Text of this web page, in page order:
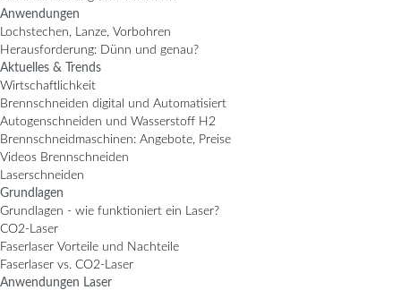
Anwendungen
Lochstechen, Lanze, Vorbohren
Herausforderung: Dünn und genau?
Aktuelles & Trends
Wirtschaftlichkeit
Brennschneiden digital und Automatisiert
Autogenschneiden und Wasserstoff H2
Brennschneidmaschinen: Angebote, Preise
Videos Brennschneiden
Laserschneiden
Grundlagen
Grundlagen - wie funktioniert ein Laser?
CO2-Laser
Faserlaser Vorteile und Nachteile
Faserlaser vs. CO2-Laser
Anwendungen Laser